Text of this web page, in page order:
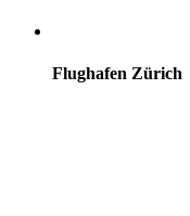
Flughafen Zürich